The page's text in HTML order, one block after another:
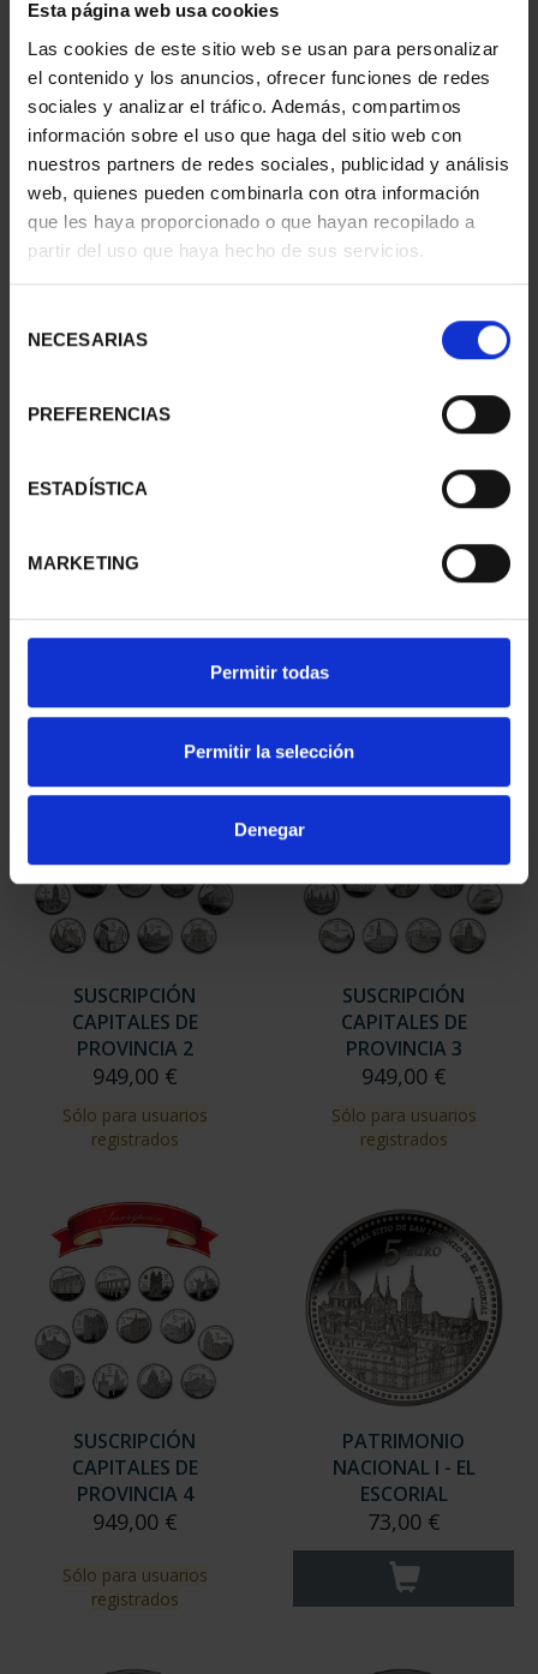
Esta página web usa cookies
Las cookies de este sitio web se usan para personalizar
el contenido y los anuncios, ofrecer funciones de redes
sociales y analizar el tráfico. Además, compartimos
información sobre el uso que haga del sitio web con
nuestros partners de redes sociales, publicidad y análisis
web, quienes pueden combinarla con otra información
que les haya proporcionado o que hayan recopilado a
partir del uso que haya hecho de sus servicios.
NECESARIAS
PREFERENCIAS
ESTADÍSTICA
MARKETING
Permitir todas
Permitir la selección
Denegar
CAPITALES ESPAÑOLAS
- VITORIA-GASTEIZ
73,00 €
XIII SERIE
IBEROAMERICANA
"CAPITALES"
595,00 €
CAPITALES ESPAÑOLAS
- TARRAGONA
SUSCRIPCIÓN
CAPITALES DE
949,00 €
SUSCRIPCIÓN
CAPITALES DE
PROVINCIA 2
949,00 €
Sólo para usuarios
registrados
SUSCRIPCIÓN
CAPITALES DE
PROVINCIA 3
949,00 €
Sólo para usuarios
registrados
SUSCRIPCIÓN
CAPITALES DE
PROVINCIA 4
949,00 €
Sólo para usuarios
registrados
PATRIMONIO
NACIONAL I - EL
ESCORIAL
73,00 €